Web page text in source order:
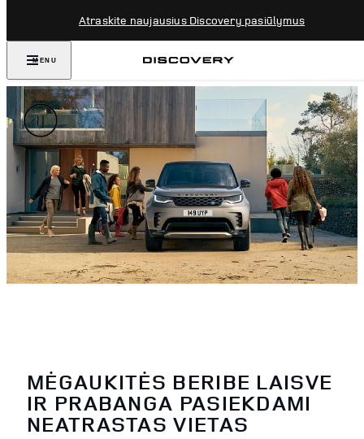
Atraskite naujausius Discovery pasiūlymus
MENU
MĖGAUKITĖS BERIBE LAISVE
IR PRABANGA PASIEKDAMI
NEATRASTAS VIETAS